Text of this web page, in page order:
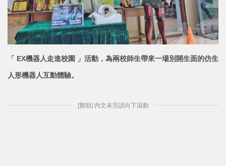
「 EX機器人走進校園 」活動，為兩校師生帶來一場別開生面的仿生
人形機器人互動體驗。
[贊助] 內文未完請向下滾動